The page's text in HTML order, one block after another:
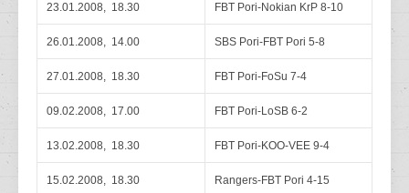
23.01.2008, 18.30 FBT Pori-Nokian KrP 8-10
26.01.2008, 14.00 SBS Pori-FBT Pori 5-8
27.01.2008, 18.30 FBT Pori-FoSu 7-4
09.02.2008, 17.00 FBT Pori-LoSB 6-2
13.02.2008, 18.30 FBT Pori-KOO-VEE 9-4
15.02.2008, 18.30 Rangers-FBT Pori 4-15